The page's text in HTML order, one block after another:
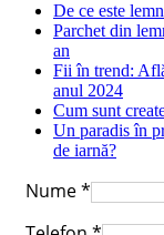
De ce este
Parchet din
an
Fii în trend:
anul 2024
Cum sunt
Un paradis în
de iarnă?
Nume*